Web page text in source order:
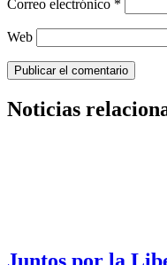
Correo electrónico *
Web
Noticias